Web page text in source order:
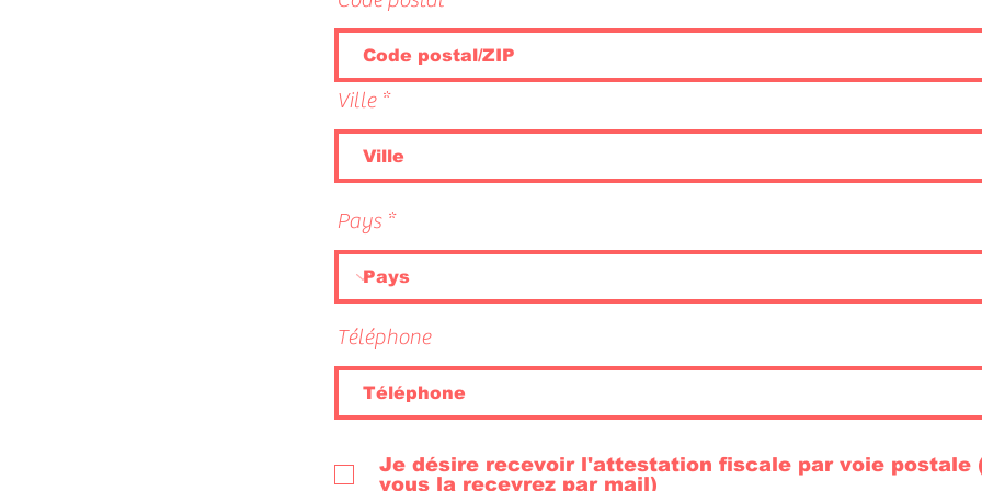
Ville
Pays
Téléphone
Je désire recevoir l'attestation fiscale par voie postale
vous la recevrez par mail)